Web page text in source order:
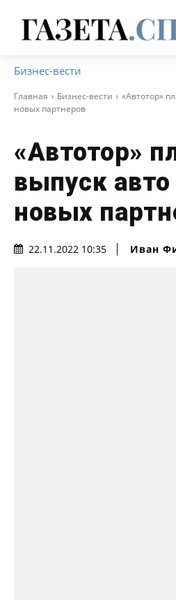
Бизнес-вести
Главная Бизнес-вести
«Автотор»
новых партнеров
«Автотор»
выпуск авто
новых
22.11.2022 10:35 Иван